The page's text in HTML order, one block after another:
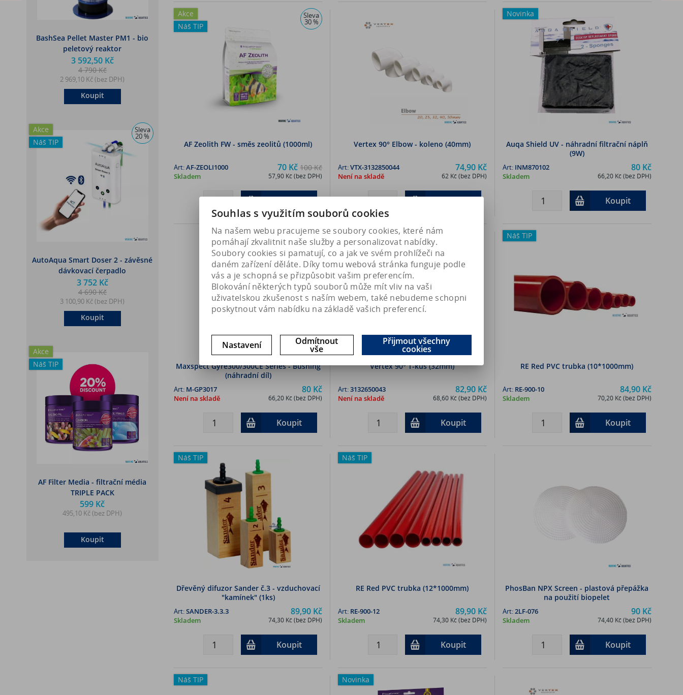
BashSea Pellet Master PM1 - bio
peletový reaktor
3 592,50 Kč
4 790 Kč
2 969,10 Kč (bez DPH)
Koupit
Sleva
20 %
Akce
Náš TIP
AutoAqua Smart Doser 2 - závěsné
dávkovací čerpadlo
3 752 Kč
4 690 Kč
3 100,90 Kč (bez DPH)
Koupit
Akce
Náš TIP
AF Filter Media - filtrační média
TRIPLE PACK
599 Kč
495,10 Kč (bez DPH)
Koupit
Akce
Náš TIP
Sleva
30 %
AF Zeolith FW - směs zeolitů (1000ml)
70 Kč 100 Kč
57,90 Kč (bez DPH)
Art:AF-ZEOLI1000
Skladem
Vertex 90° Elbow - koleno (40mm)
74,90 Kč
62 Kč (bez DPH)
Art:VTX-3132850044
Není na skladě
Novinka
Auqa Shield UV - náhradní filtrační náplň
(9W)
80 Kč
66,20 Kč (bez DPH)
Art: INM870102
Skladem
Koupit
Maxspect Gyre300/300CE Series - Bushing
(náhradní díl)
80 Kč
66,20 Kč (bez DPH)
Art: M-GP3017
Není na skladě
Koupit
Vertex 90° T-kus (32mm)
82,90 Kč
68,60 Kč (bez DPH)
Art:3132650043
Není na skladě
Koupit
Náš TIP
RE Red PVC trubka (10*1000mm)
84,90 Kč
70,20 Kč (bez DPH)
Art: RE-900-10
Skladem
Koupit
Náš TIP
Dřevěný difuzor Sander č.3 - vzduchovací
"kamínek" (1ks)
89,90 Kč
74,30 Kč (bez DPH)
Art:SANDER-3.3.3
Skladem
Koupit
Náš TIP
RE Red PVC trubka (12*1000mm)
89,90 Kč
74,30 Kč (bez DPH)
Art: RE-900-12
Skladem
Koupit
PhosBan NPX Screen - plastová přepážka
na použití biopelet
90 Kč
74,40 Kč (bez DPH)
Art:2LF-076
Skladem
Koupit
Náš TIP Novinka
Souhlas s využitím souborů cookies
Na našem webu pracujeme se soubory cookies, které nám
pomáhají zkvalitnit naše služby a personalizovat nabídky.
Soubory cookies si pamatují, co a jak ve svém prohlížeči na
daném zařízení děláte. Díky tomu webová stránka funguje podle
vás a je schopná se přizpůsobit vašim preferencím.
Blokování některých typů souborů může mít vliv na vaši
uživatelskou zkušenost s naším webem, také nebudeme schopni
poskytnout vám nabídku na základě vašich preferencí.
Nastavení Odmítnout
vše
Přijmout všechny
cookies